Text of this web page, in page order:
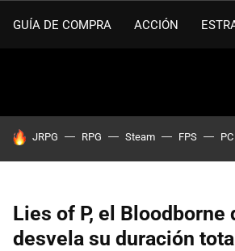
GUÍA DE COMPRA ACCIÓN
HOY SE HABLA DE
JRPG RPG Steam FPS
Lies of P, el Bloodborne
desvela su duración